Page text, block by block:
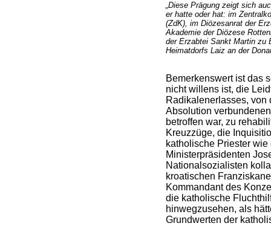
„Diese Prägung zeigt sich
er hatte oder hat: im
(ZdK), im Diözesanrat der
Akademie der Diözese
der Erzabtei Sankt Martin zu
Heimatdorfs Laiz an der
Bemerkenswert ist das
nicht willens ist, die
Radikalenerlasses, von
Absolution
betroffen war, zu
Kreuzzüge, die
katholische Priester
Ministerpräsidenten
Nationalsozialisten
kroatischen
Kommandant des
die katholische
hinwegzusehen, als
Grundwerten der